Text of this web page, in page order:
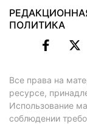
ПОЛИТИКА
Все права на
ресурсе,
Использование
соблюдении